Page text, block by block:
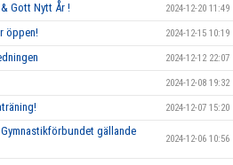
Gott Nytt År ! 2024-12-20 11:49
öppen! 2024-12-15 10:19
2024-12-12 22:07
2024-12-08 19:32
2024-12-07 15:20
gällande
2024-12-06 10:56